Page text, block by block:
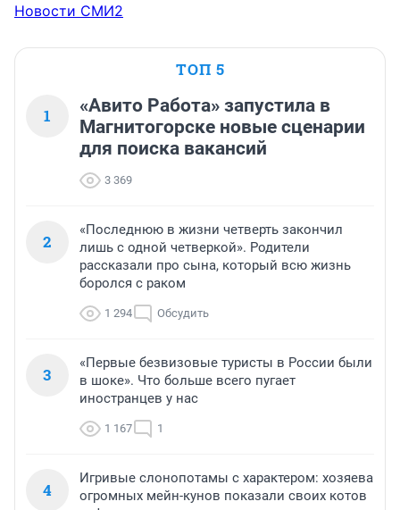
Новости СМИ2
ТОП 5
1
«Авито Работа» запустила в
Магнитогорске новые сценарии
для поиска вакансий
3 369
2
«Последнюю в жизни четверть закончил
лишь с одной четверкой». Родители
рассказали про сына, который всю жизнь
боролся с раком
1 294 Обсудить
3
«Первые безвизовые туристы в России были
в шоке». Что больше всего пугает
иностранцев у нас
1 167 1
4
Игривые слонопотамы с характером: хозяева
огромных мейн-кунов показали своих котов